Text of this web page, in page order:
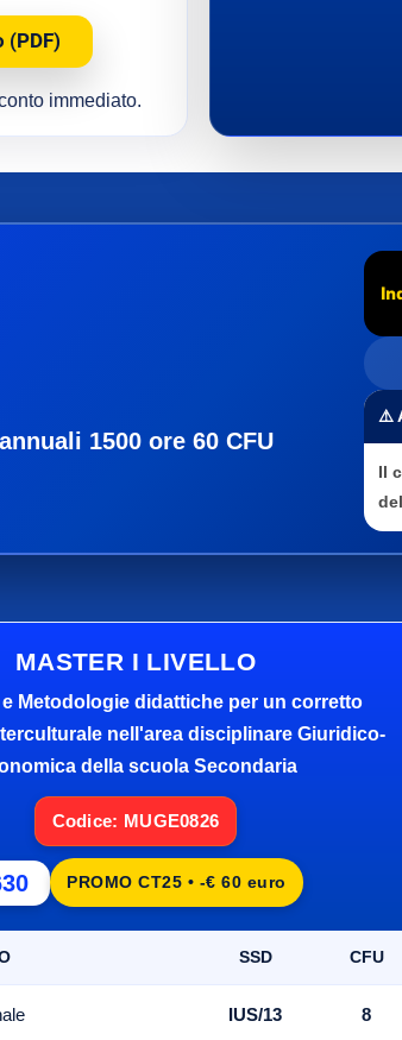
(PDF)
immediato.
1500 ore 60 CFU
⚠️
Il
MASTER I LIVELLO
Metodologie didattiche per un corretto
nell'area disciplinare Giuridico-
della scuola Secondaria
Codice: MUGE0826
PROMO CT25 • -€ 60 euro
SSD CFU
IUS/13 8